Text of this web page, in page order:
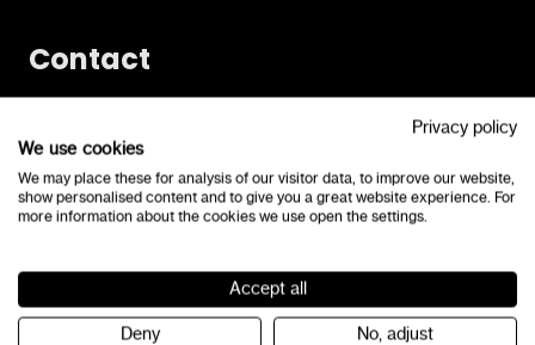
Contact
3812 RP Amersfoort
info@lexima.nl
033-4348000
Neem tijdens kantooruren rechtstreeks contact met
Privacy policy
We use cookies
We may place these for analysis of our visitor data, to improve our website,
show personalised content and to give you a great website experience. For
more information about the cookies we use open the settings.
Accept all
Deny No, adjust